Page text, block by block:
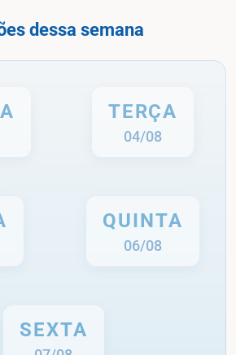
dessa semana
TERÇA
04/08
QUINTA
06/08
SEXTA